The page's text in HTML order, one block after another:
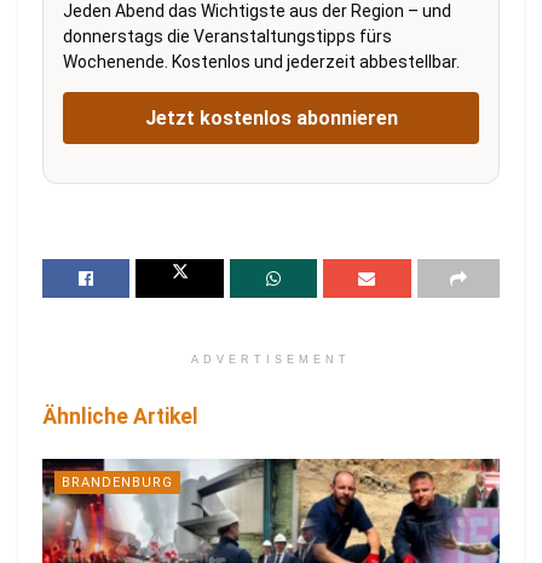
Jeden Abend das Wichtigste aus der Region – und
donnerstags die Veranstaltungstipps fürs
Wochenende. Kostenlos und jederzeit abbestellbar.
Jetzt kostenlos abonnieren
ADVERTISEMENT
Ähnliche Artikel
BRANDENBURG